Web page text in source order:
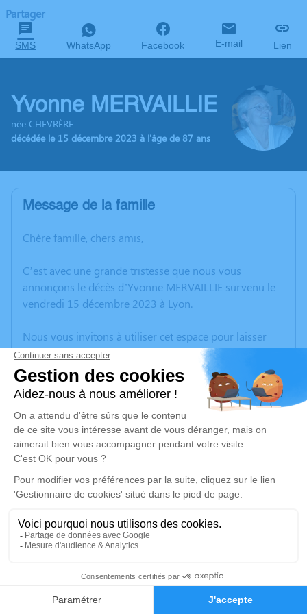
Faire-part Hommages
Partager
SMS WhatsApp Facebook E-mail Lien
Yvonne MERVAILLIE
née CHEVRÈRE
décédée le 15 décembre 2023 à l'âge de 87 ans
Message de la famille
Chère famille, chers amis,
C’est avec une grande tristesse que nous vous
annonçons le décès d’Yvonne MERVAILLIE survenu le
vendredi 15 décembre 2023 à Lyon.
Nous vous invitons à utiliser cet espace pour laisser
vos condoléances, partager des photos souvenirs, une
anecdote ou exprimer vos pensées à travers des
poèmes ou des textes. Cet endroit est un lieu
d'expression dédié à honorer la mémoire d’Yvonne
MERVAILLIE.
Un service de plantation d’arbre hommage est
disponible ici.
Je rends hommage
Cérémonie religieuse
Crématorium de Bron
Boulevard de l'Université